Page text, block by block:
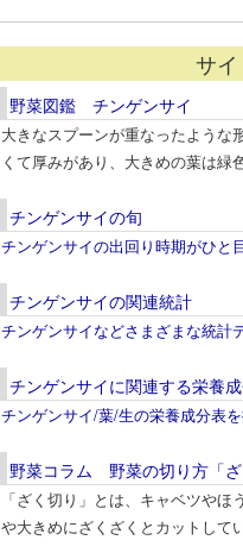
サ
野菜図鑑 チンゲンサイ
大きなスプーンが重なったような
くて厚みがあり、大きめの葉は緑
チンゲンサイの旬
チンゲンサイの出回り時期がひと
チンゲンサイの関連統計
チンゲンサイなどさまざまな統計
チンゲンサイに関連する栄養
チンゲンサイ/葉/生の栄養成分表
野菜コラム 野菜の切り方「ざ
「ざく切り」とは、キャベツや
や大きめにざくざくとカットして